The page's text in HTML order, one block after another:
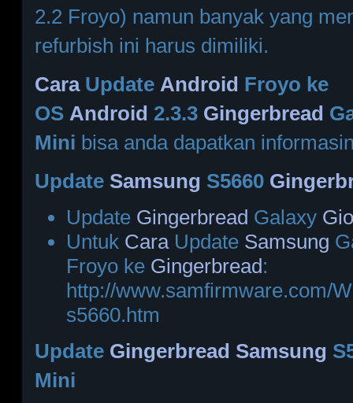
2.2 Froyo) namun banyak yang
refurbish ini harus dimiliki.
CaraUpdate Android Froyo ke
OS Android 2.3.3 Gingerbread
Mini bisa anda dapatkan
Update Samsung S5660
Update Gingerbread Galaxy Gio
Untuk CaraUpdate Samsung
Froyo ke Gingerbread:
http://www.samfirmware.com/
s5660.htm
Update Gingerbread Samsung
Mini